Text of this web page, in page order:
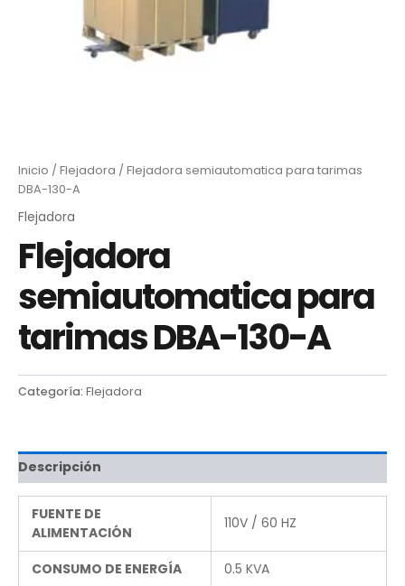
Inicio / Flejadora / Flejadora semiautomatica para tarimas
DBA-130-A
Flejadora
Flejadora
semiautomatica para
tarimas DBA-130-A
Categoría: Flejadora
Descripción
FUENTE DE
ALIMENTACIÓN
110V / 60 HZ
CONSUMO DE ENERGÍA
0.5 KVA